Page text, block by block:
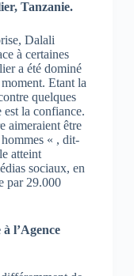
Tanzanie.
Dalali
à certaines
a été dominé
Etant la
quelques
la confiance.
aimeraient être
« , dit-
atteint
sociaux, en
par 29.000
l’Agence